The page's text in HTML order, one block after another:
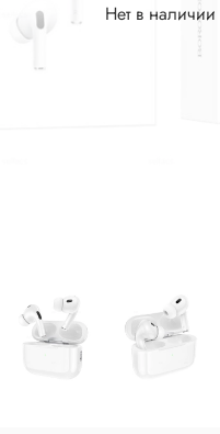
Нет в наличии